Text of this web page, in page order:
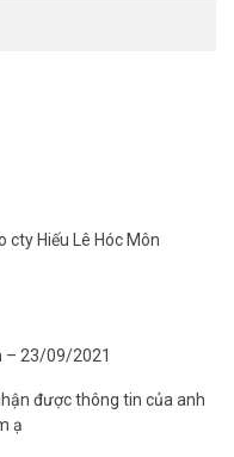
cty Hiếu Lê Hóc Môn
– 23/09/2021
được thông tin của anh
ạ